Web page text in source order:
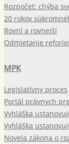
Rozpočet: chýba
20 rokov
Rovní a rovnejší
Odmietanie
MPK
Legislatívny proces
Portál právnych
Vyhláška
Vyhláška
Novela zákona o